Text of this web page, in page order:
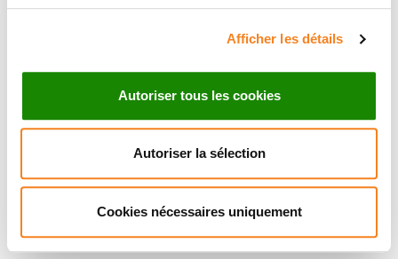
Afficher les détails
Autoriser tous les cookies
Autoriser la sélection
Cookies nécessaires uniquement